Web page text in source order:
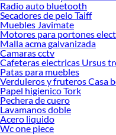
Encuentra una amplia variedad de
Encuentra todo lo necesario para
¡Visítanos y haz tus ideas realidad!
Radio auto bluetooth
Secadores de pelo Taiff
Muebles Javimate
Motores para portones
Malla acma galvanizada
Camaras cctv
Cafeteras electricas Ursus
Patas para muebles
Verduleros y fruteros Casa
Papel higienico Tork
Pechera de cuero
Lavamanos doble
Acero liquido
Wc one piece